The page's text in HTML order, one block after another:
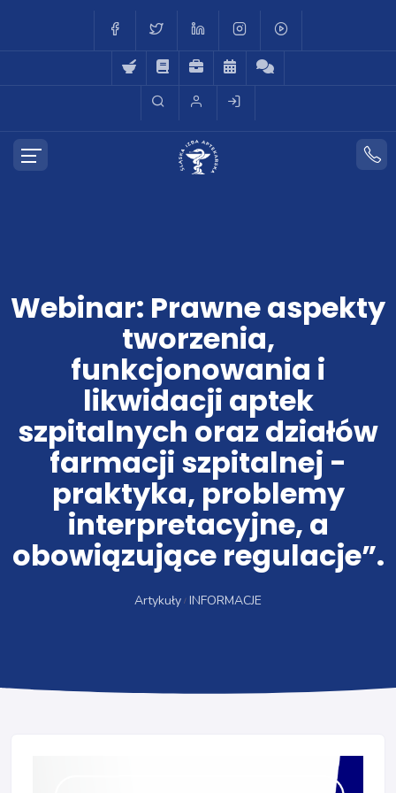
Webinar: Prawne aspekty
tworzenia,
funkcjonowania i
likwidacji aptek
szpitalnych oraz działów
farmacji szpitalnej -
praktyka, problemy
interpretacyjne, a
obowiązujące regulacje”.
Artykuły INFORMACJE